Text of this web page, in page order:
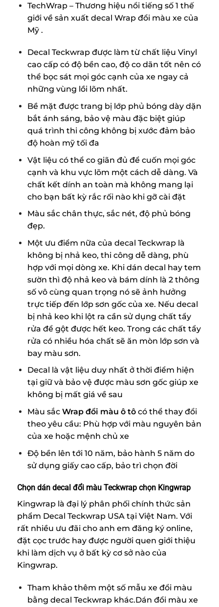
TechWrap – Thương hiệu nổi tiếng số 1 thế
giới về sản xuất decal Wrap đổi màu xe của
Mỹ .
Decal Teckwrap được làm từ chất liệu Vinyl
cao cấp có độ bền cao, độ co dãn tốt nên có
thể bọc sát mọi góc cạnh của xe ngay cả
những vùng lồi lõm nhất.
Bề mặt được trang bị lớp phủ bóng dày dặn
bắt ánh sáng, bảo vệ màu đặc biệt giúp
quá trình thi công không bị xước đảm bảo
độ hoàn mỹ tối đa
Vật liệu có thể co giãn đủ để cuốn mọi góc
cạnh và khu vực lõm một cách dễ dàng. Và
chất kết dính an toàn mà không mang lại
cho bạn bất kỳ rắc rối nào khi gỡ cài đặt
Màu sắc chân thực, sắc nét, độ phủ bóng
đẹp.
Một ưu điểm nữa của decal Teckwrap là
không bị nhả keo, thi công dễ dàng, phù
hợp với mọi dòng xe. Khi dán decal hay tem
sườn thì độ nhả keo và bám dính là 2 thông
số vô cùng quan trọng nó sẽ ảnh hưởng
trực tiếp đến lớp sơn gốc của xe. Nếu decal
bị nhả keo khi lột ra cần sử dụng chất tẩy
rửa để gột được hết keo. Trong các chất tẩy
rửa có nhiều hóa chất sẽ ăn mòn lớp sơn và
bay màu sơn.
Decal là vật liệu duy nhất ở thời điểm hiện
tại giữ và bảo vệ được màu sơn gốc giúp xe
không bị mất giá về sau
Màu sắc Wrap đổi màu ô tô có thể thay đổi
theo yêu cầu: Phù hợp với màu nguyên bản
của xe hoặc mệnh chủ xe
Độ bền lên tới 10 năm, bảo hành 5 năm do
sử dụng giấy cao cấp, bảo trì chọn đời
Chọn dán decal đổi màu Teckwrap chọn Kingwrap
Kingwrap là đại lý phân phối chính thức sản
phẩm Decal Teckwrap USA tại Việt Nam. Với
rất nhiều ưu đãi cho anh em đăng ký online,
đặt cọc trước hay được người quen giới thiệu
khi làm dịch vụ ở bất kỳ cơ sở nào của
Kingwrap.
Tham khảo thêm một số mẫu xe đổi màu
bằng decal Teckwrap khác.Dán đổi màu xe